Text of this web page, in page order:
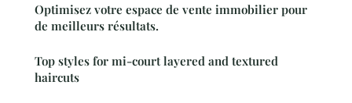
Optimisez votre espace de vente immobilier pour
de meilleurs résultats.
Top styles for mi-court layered and textured
haircuts